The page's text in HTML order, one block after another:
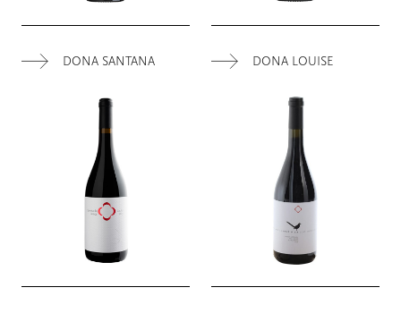
DONA SANTANA DONA LOUISE